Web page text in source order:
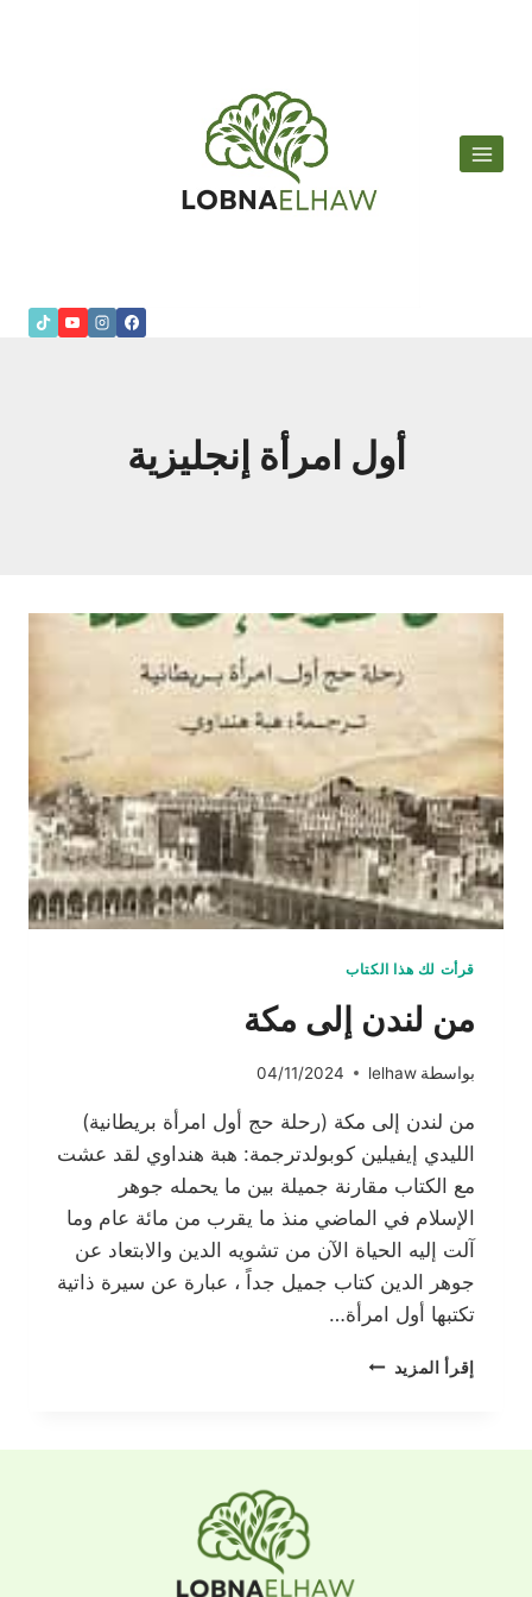
أول امرأة إنجليزية
قرأت لك هذا الكتاب
من لندن إلى مكة
بواسطة lelhaw
04/11/2024
من لندن إلى مكة (رحلة حج أول امرأة بريطانية)
الليدي إيفيلين كوبولدترجمة: هبة هنداوي لقد عشت
مع الكتاب مقارنة جميلة بين ما يحمله جوهر
الإسلام في الماضي منذ ما يقرب من مائة عام وما
آلت إليه الحياة الآن من تشويه الدين والابتعاد عن
جوهر الدين كتاب جميل جداً ، عبارة عن سيرة ذاتية
تكتبها أول امرأة…
إقرأ المزيد من